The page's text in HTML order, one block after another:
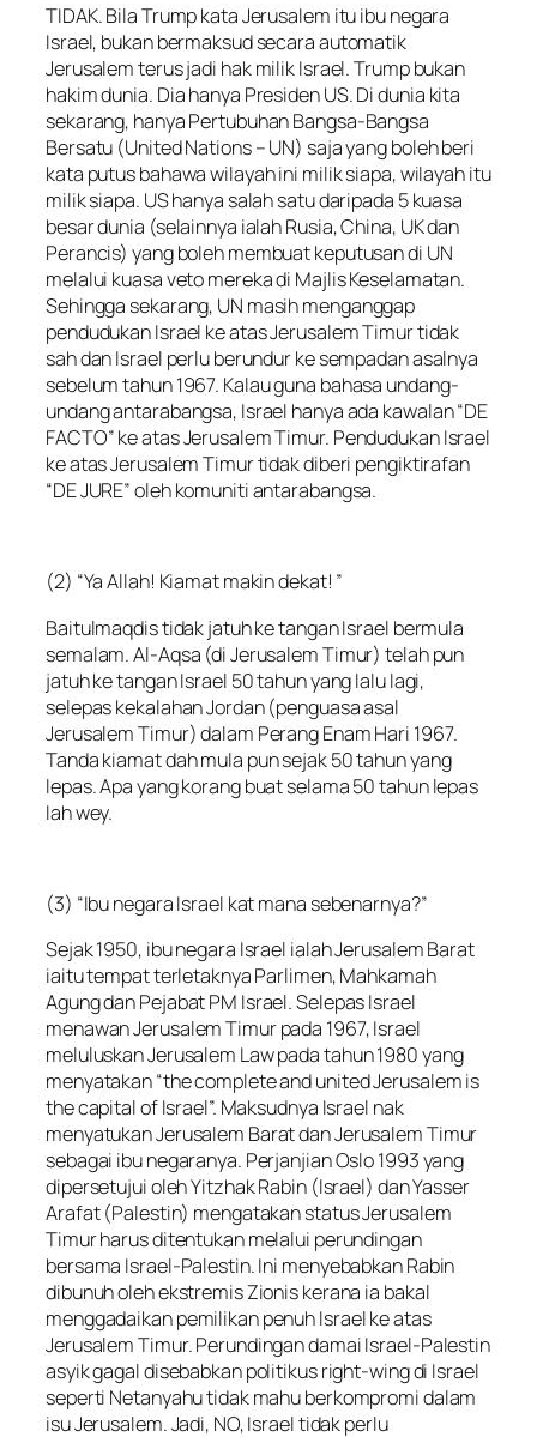
TIDAK. Bila Trump kata Jerusalem itu ibu negara
Israel, bukan bermaksud secara automatik
Jerusalem terus jadi hak milik Israel. Trump bukan
hakim dunia. Dia hanya Presiden US.Di dunia kita
sekarang, hanya Pertubuhan Bangsa-Bangsa
Bersatu (United Nations – UN) saja yang boleh beri
kata putus bahawa wilayah ini milik siapa, wilayah itu
milik siapa. US hanya salah satu daripada 5 kuasa
besar dunia (selainnya ialah Rusia, China, UK dan
Perancis) yang boleh membuat keputusan di UN
melalui kuasa veto mereka di Majlis Keselamatan.
Sehingga sekarang, UN masih menganggap
pendudukan Israel ke atas Jerusalem Timur tidak
sah dan Israel perlu berundur ke sempadan asalnya
sebelum tahun 1967. Kalau guna bahasa undang-
undang antarabangsa, Israel hanya ada kawalan “DE
FACTO” ke atas Jerusalem Timur. Pendudukan Israel
ke atas Jerusalem Timur tidak diberi pengiktirafan
“DE JURE” oleh komuniti antarabangsa.
(2) “Ya Allah! Kiamat makin dekat! ”
Baitulmaqdis tidak jatuh ke tangan Israel bermula
semalam. Al-Aqsa (di Jerusalem Timur) telah pun
jatuh ke tangan Israel 50 tahun yang lalu lagi,
selepas kekalahan Jordan (penguasa asal
Jerusalem Timur) dalam Perang Enam Hari 1967.
Tanda kiamat dah mula pun sejak 50 tahun yang
lepas. Apa yang korang buat selama 50 tahun lepas
lah wey.
(3) “Ibu negara Israel kat mana sebenarnya?”
Sejak 1950, ibu negara Israel ialah Jerusalem Barat
iaitu tempat terletaknya Parlimen, Mahkamah
Agung dan Pejabat PM Israel. Selepas Israel
menawan Jerusalem Timur pada 1967, Israel
meluluskan Jerusalem Law pada tahun 1980 yang
menyatakan “the complete and united Jerusalem is
the capital of Israel”. Maksudnya Israel nak
menyatukan Jerusalem Barat dan Jerusalem Timur
sebagai ibu negaranya. Perjanjian Oslo 1993 yang
dipersetujui oleh Yitzhak Rabin (Israel) dan Yasser
Arafat (Palestin) mengatakan status Jerusalem
Timur harus ditentukan melalui perundingan
bersama Israel-Palestin. Ini menyebabkan Rabin
dibunuh oleh ekstremis Zionis kerana ia bakal
menggadaikan pemilikan penuh Israel ke atas
Jerusalem Timur. Perundingan damai Israel-Palestin
asyik gagal disebabkan politikus right-wing di Israel
seperti Netanyahu tidak mahu berkompromi dalam
isu Jerusalem. Jadi, NO, Israel tidak perlu